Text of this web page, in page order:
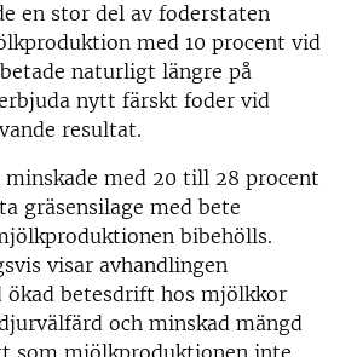
en stor del av foderstaten
med 10 procent vid
naturligt längre på
nytt färskt foder vid
resultat.
med 20 till 28 procent
gräsensilage med bete
bibehölls.
visar avhandlingen
ökad betesdrift hos mjölkkor
och minskad mängd
som mjölkproduktionen inte